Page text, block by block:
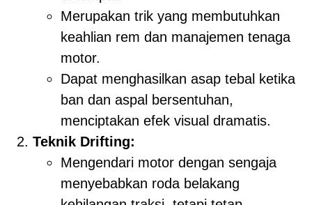
Merupakan trik yang membutuhkan
keahlian rem dan manajemen tenaga
motor.
Dapat menghasilkan asap tebal ketika
ban dan aspal bersentuhan,
menciptakan efek visual dramatis.
Teknik Drifting:
Mengendari motor dengan sengaja
menyebabkan roda belakang